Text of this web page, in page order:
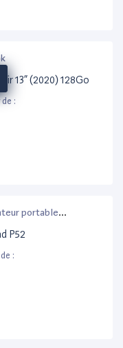
13” (2020) 128Go
:
portable
P52
: